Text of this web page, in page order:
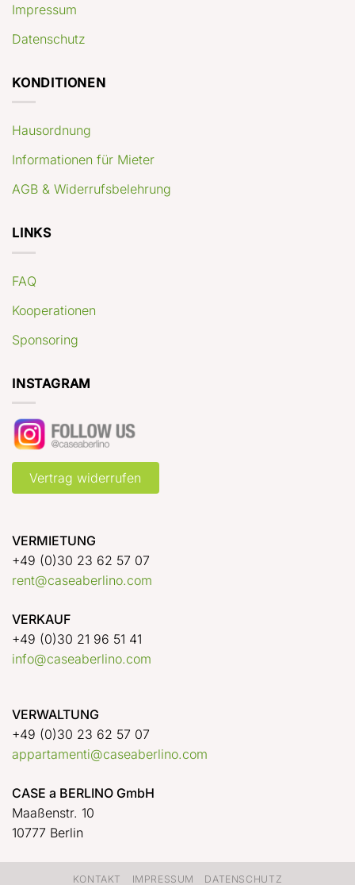
Impressum
Datenschutz
KONDITIONEN
Hausordnung
Informationen für Mieter
AGB & Widerrufsbelehrung
LINKS
FAQ
Kooperationen
Sponsoring
INSTAGRAM
Vertrag widerrufen
VERMIETUNG
+49 (0)30 23 62 57 07
rent@caseaberlino.com
VERKAUF
+49 (0)30 21 96 51 41
info@caseaberlino.com
VERWALTUNG
+49 (0)30 23 62 57 07
appartamenti@caseaberlino.com
CASE a BERLINO GmbH
Maaßenstr. 10
10777 Berlin
KONTAKT IMPRESSUM DATENSCHUTZ